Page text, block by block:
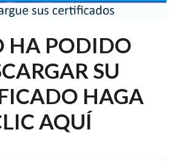
HA PODIDO
SU
HAGA
AQUÍ